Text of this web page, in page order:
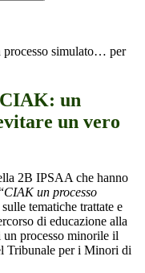
simulato… per
un
un vero
2B IPSAA che hanno
CIAK un processo
sulle tematiche trattate e
di educazione alla
processo minorile il
Tribunale per i Minori di